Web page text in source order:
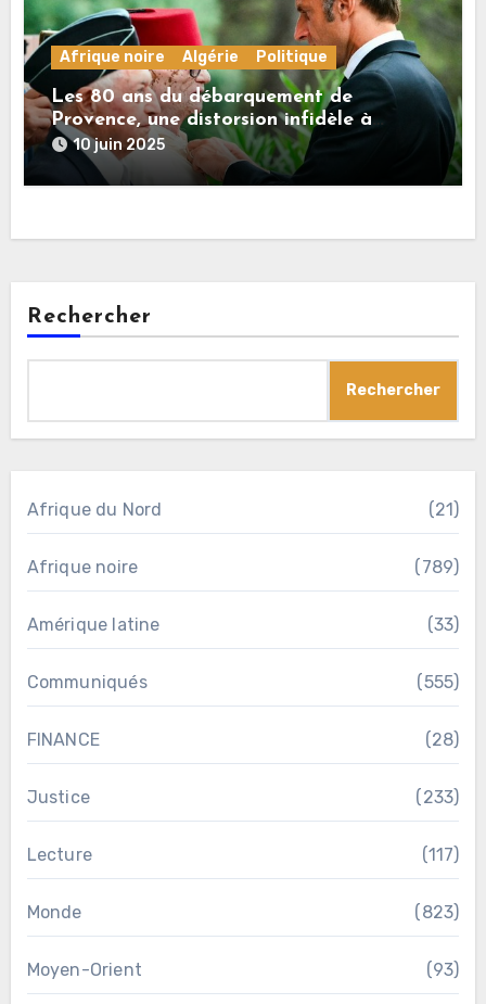
Afrique noire Algérie Politique
Les 80 ans du débarquement de
Provence, une distorsion infidèle à
l’histoire
10 juin 2025
Rechercher
Rechercher
Afrique du Nord (21)
Afrique noire (789)
Amérique latine (33)
Communiqués (555)
FINANCE (28)
Justice (233)
Lecture (117)
Monde (823)
Moyen-Orient (93)